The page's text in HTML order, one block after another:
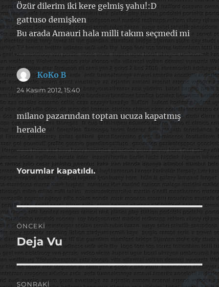
Özür dilerim iki kere gelmiş yahu!:D
gattuso demişken
Bu arada Amauri hala milli takım seçmedi mi
KoKo Bdedi
ki:
24 Kasım 2012, 15:40
milano pazarından toptan ucuza kapatmış
heralde
Yorumlar kapatıldı.
Yazı
gezinmesi
ÖNCEKI
Önceki
yazı:
Deja Vu
SONRAKI